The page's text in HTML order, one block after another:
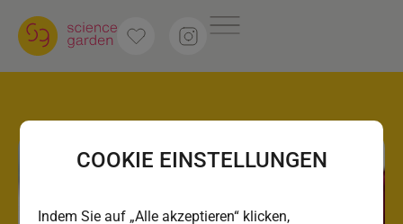
COOKIE EINSTELLUNGEN
Indem Sie auf „Alle akzeptieren“ klicken,